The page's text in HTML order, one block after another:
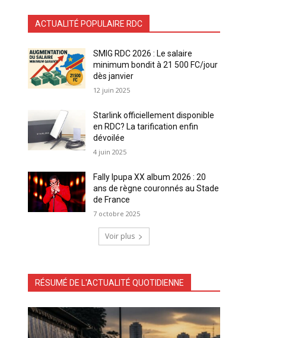
ACTUALITÉ POPULAIRE RDC
SMIG RDC 2026 : Le salaire
minimum bondit à 21 500 FC/jour
dès janvier
12 juin 2025
Starlink officiellement disponible
en RDC? La tarification enfin
dévoilée
4 juin 2025
Fally Ipupa XX album 2026 : 20
ans de règne couronnés au Stade
de France
7 octobre 2025
Voir plus
RÉSUMÉ DE L'ACTUALITÉ QUOTIDIENNE